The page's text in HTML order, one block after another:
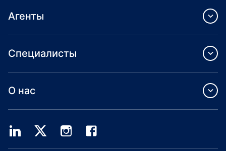
Агенты
Специалисты
О нас